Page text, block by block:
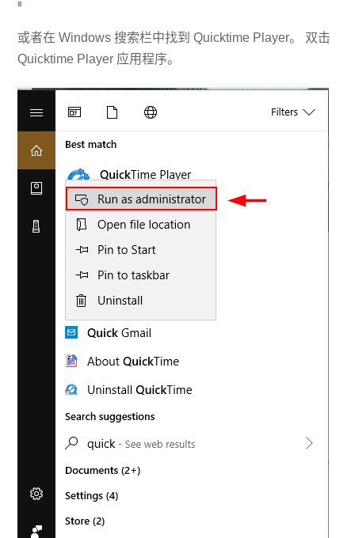
或者在 Windows 搜索栏中找到 Quicktime Player。 双击
Quicktime Player 应用程序。